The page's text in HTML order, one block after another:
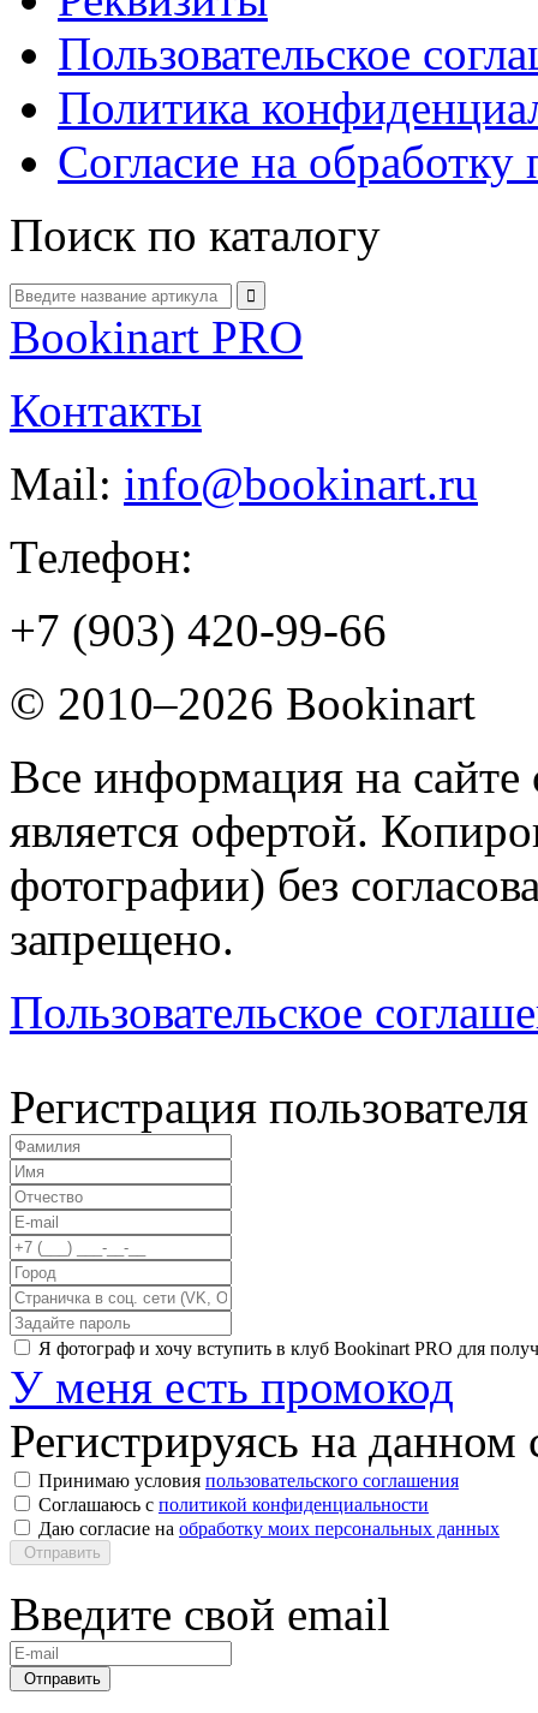
Пользовательское
Политика
Согласие на
Поиск по каталогу
Bookinart PRO
Контакты
Mail: info@bookinart.ru
Телефон:
+7 (903) 420-99-66
© 2010–2026 Bookinart
Все информация на
является офертой.
фотографии) без
запрещено.
Пользовательское
Регистрация пользователя
Я фотограф и хочу вступить в клуб Bookinart PRO для
У меня есть промокод
Регистрируясь на данном
Принимаю условия пользовательского соглашения
Соглашаюсь с политикой конфиденциальности
Даю согласие на обработку моих персональных данных
Отправить
Введите свой email
Отправить